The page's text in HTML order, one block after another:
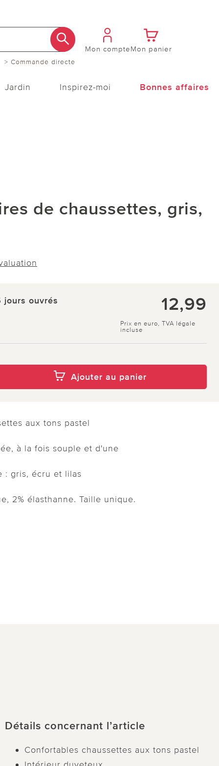
> Commande directe
Mon compteMon panier
Jardin Inspirez-moi Bonnes affaires
de chaussettes, gris,
jours ouvrés 12,99
Prix en euro, TVA légale
incluse
Ajouter au panier
aux tons pastel
à la fois souple et d'une
: gris, écru et lilas
2% élasthanne. Taille unique.
Détails concernant l’article
Confortables chaussettes aux tons pastel